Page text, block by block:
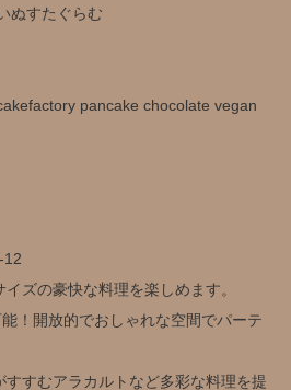
ぬすたぐらむ
pancake chocolate vegan
12
ズの豪快な料理を楽しめます。
！開放的でおしゃれな空間でパーテ
すすむアラカルトなど多彩な料理を提